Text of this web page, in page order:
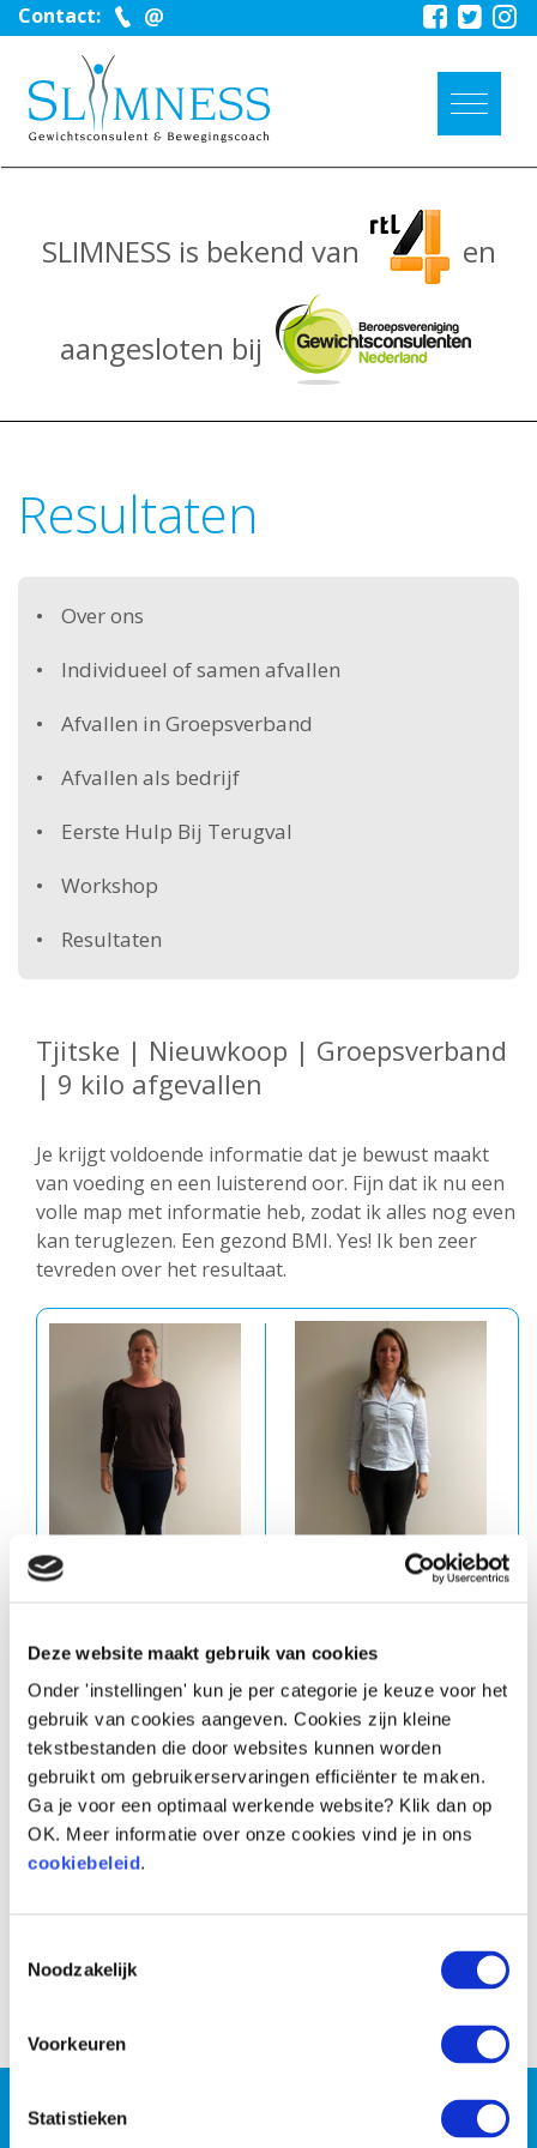
Deze website maakt gebruik van cookies
Onder 'instellingen' kun je per categorie je keuze voor het
gebruik van cookies aangeven. Cookies zijn kleine
tekstbestanden die door websites kunnen worden
gebruikt om gebruikerservaringen efficiënter te maken.
Ga je voor een optimaal werkende website? Klik dan op
OK. Meer informatie over onze cookies vind je in ons
cookiebeleid.
Noodzakelijk
Voorkeuren
Statistieken
Contact:
SLIMNESS is bekend van en
aangesloten bij
Resultaten
Over ons
Individueel of samen afvallen
Afvallen in Groepsverband
Afvallen als bedrijf
Eerste Hulp Bij Terugval
Workshop
Resultaten
Tjitske | Nieuwkoop | Groepsverband
| 9 kilo afgevallen
Je krijgt voldoende informatie dat je bewust maakt
van voeding en een luisterend oor. Fijn dat ik nu een
volle map met informatie heb, zodat ik alles nog even
kan teruglezen. Een gezond BMI. Yes! Ik ben zeer
tevreden over het resultaat.
Wil jij persoonlijke coaching